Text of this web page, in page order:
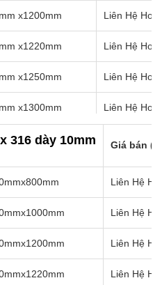
x1200mm Liên Hệ
x1220mm Liên Hệ
x1250mm Liên Hệ
x1300mm Liên Hệ
x1350mm
x1400mm Liên Hệ
x1450mm Liên Hệ
x1500mm Liên Hệ
x1550mm Liên Hệ
316 dày 10mm Giá bán
Liên Hệ
Liên Hệ
Liên Hệ
Liên Hệ